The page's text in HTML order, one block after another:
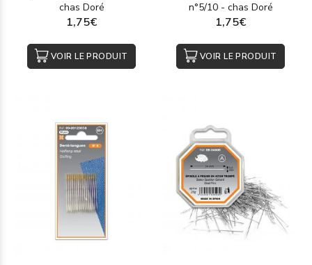
chas Doré
1,75€
VOIR LE PRODUIT
n°5/10 - chas Doré
1,75€
VOIR LE PRODUIT